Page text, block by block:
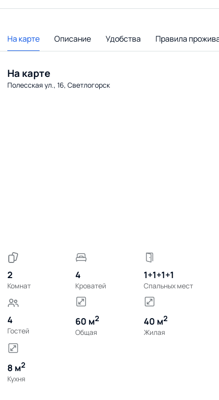
На карте Описание Удобства Правила
2
Комнат
4
Кроватей
1+1+1+1
Спальных мест
4
Гостей
60 м2
Общая
40 м2
Жилая
8 м2
Кухня
На карте
Полесская ул., 16, Светлогорск